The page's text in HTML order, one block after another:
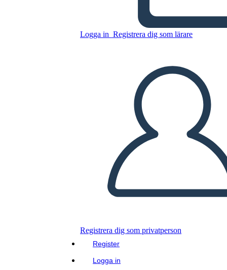
Logga in Registrera dig som lärare
Registrera dig som privatperson
Register
Logga in
Kopiera denna storyboard
SKAPA EN STORYBOARD
LÄS FÖR MIG